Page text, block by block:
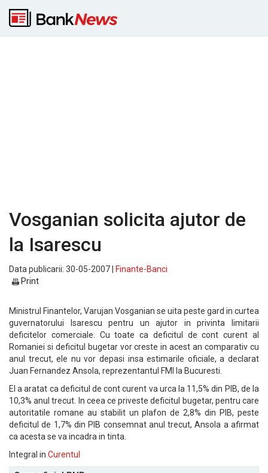
Vosganian solicita ajutor de
la Isarescu
Data publicarii: 30-05-2007 |
Finante-Banci
Print
Ministrul Finantelor, Varujan Vosganian se uita peste gard in curtea
guvernatorului Isarescu pentru un ajutor in privinta limitarii
deficitelor comerciale. Cu toate ca deficitul de cont curent al
Romaniei si deficitul bugetar vor creste in acest an comparativ cu
anul trecut, ele nu vor depasi insa estimarile oficiale, a declarat
Juan Fernandez Ansola, reprezentantul FMI la Bucuresti.
El a aratat ca deficitul de cont curent va urca la 11,5% din PIB, de la
10,3% anul trecut. In ceea ce priveste deficitul bugetar, pentru care
autoritatile romane au stabilit un plafon de 2,8% din PIB, peste
deficitul de 1,7% din PIB consemnat anul trecut, Ansola a afirmat
ca acesta se va incadra in tinta.
Integral in Curentul